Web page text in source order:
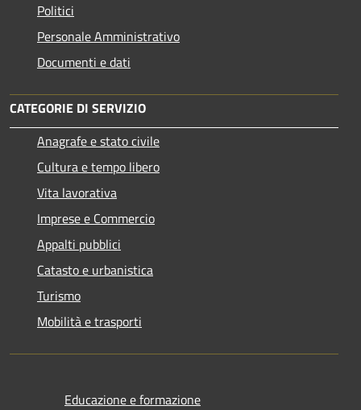
Politici
Personale Amministrativo
Documenti e dati
CATEGORIE DI SERVIZIO
Anagrafe e stato civile
Cultura e tempo libero
Vita lavorativa
Imprese e Commercio
Appalti pubblici
Catasto e urbanistica
Turismo
Mobilità e trasporti
Educazione e formazione